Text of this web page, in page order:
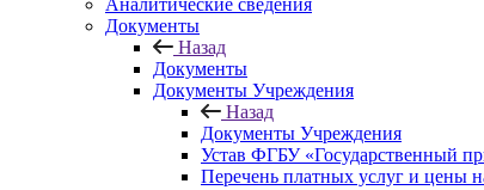
Аналитические сведения
Документы
Назад
Документы
Документы Учреждения
Назад
Документы Учреждения
Устав ФГБУ «Государственный
Перечень платных услуг и цены